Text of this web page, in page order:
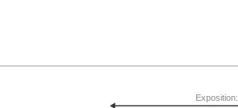
Exposition: